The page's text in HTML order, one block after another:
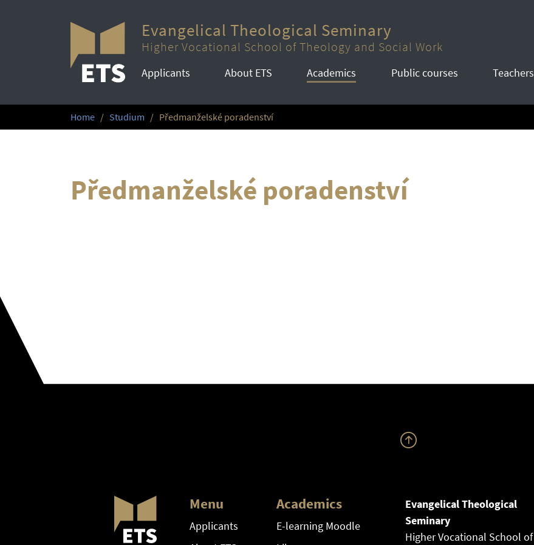
Evangelical Theological Seminary
Higher Vocational School of Theology and Social Work
Applicants About ETS Academics Public courses Teachers
Home Studium Předmanželské poradenství
Předmanželské poradenství
Menu
Applicants
Academics
E-learning Moodle
Evangelical Theological
Seminary
Higher Vocational School of